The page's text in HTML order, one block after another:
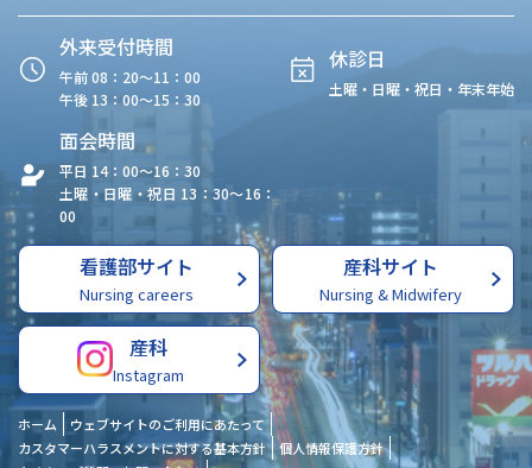
外来受付時間
午前 08：20〜11：00
午後 13：00〜15：30
休診日
土曜・日曜・祝日・年末年始
面会時間
平日 14：00〜16：30
土曜・日曜・祝日 13：30〜16：
00
看護部サイト
Nursing careers
産科サイト
Nursing & Midwifery
産科
Instagram
ホーム
ウェブサイトのご利用にあたって
カスタマーハラスメントに対する基本方針
個人情報保護方針